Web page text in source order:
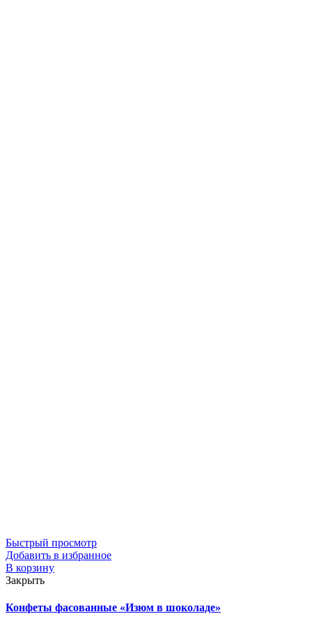
Быстрый просмотр
Добавить в избранное
В корзину
Закрыть
Конфеты фасованные «Изюм в шоколаде»